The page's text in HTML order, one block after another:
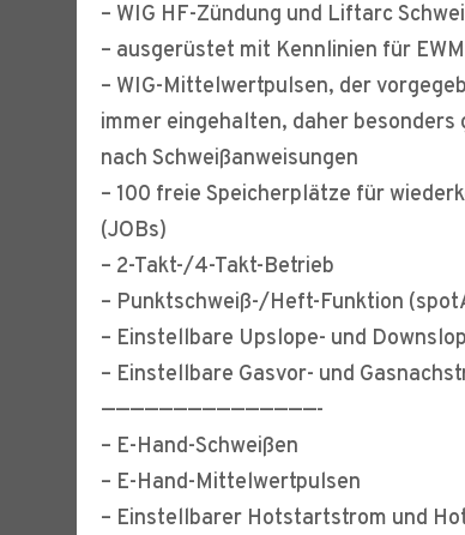
– WIG HF-Zündung und Liftarc
– ausgerüstet mit Kennlinien für
– WIG-Mittelwertpulsen, der
immer eingehalten, daher besonders
nach Schweißanweisungen
– 100 freie Speicherplätze für
(JOBs)
– 2-Takt-/4-Takt-Betrieb
– Punktschweiß-/Heft-Funktion
– Einstellbare Upslope- und
– Einstellbare Gasvor- und
———————————————-
– E-Hand-Schweißen
– E-Hand-Mittelwertpulsen
– Einstellbarer Hotstartstrom und